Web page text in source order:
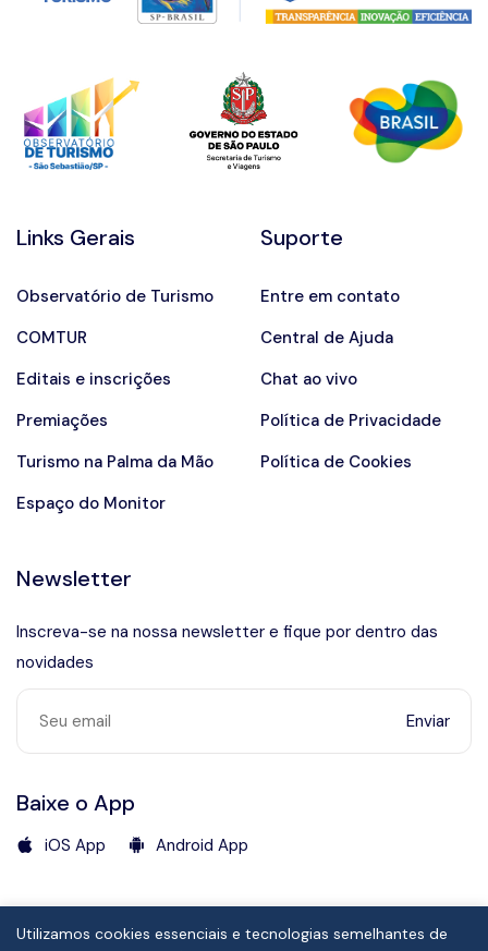
(12) 3892-2620
Links Gerais
Observatório de Turismo
COMTUR
Editais e inscrições
Premiações
Turismo na Palma da Mão
Espaço do Monitor
Suporte
Entre em contato
Central de Ajuda
Chat ao vivo
Política de Privacidade
Política de Cookies
Newsletter
Inscreva-se na nossa newsletter e fique por dentro das
novidades
Enviar
Baixe o App
iOS App Android App
© Copyright
Utilizamos cookies essenciais e tecnologias semelhantes de